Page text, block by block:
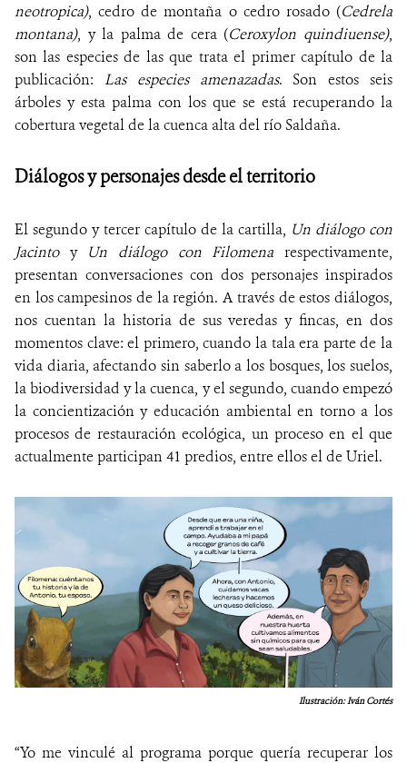
neotropica), cedro de montaña o cedro rosado (Cedrela
montana), y la palma de cera (Ceroxylon quindiuense),
son las especies de las que trata el primer capítulo de la
publicación: Las especies amenazadas. Son estos seis
árboles y esta palma con los que se está recuperando la
cobertura vegetal de la cuenca alta del río Saldaña.
Diálogos y personajes desde el territorio
El segundo y tercer capítulo de la cartilla, Un diálogo con
Jacintoy Un diálogo con Filomena respectivamente,
presentan conversaciones con dos personajes inspirados
en los campesinos de la región. A través de estos diálogos,
nos cuentan la historia de sus veredas y fincas, en dos
momentos clave: el primero, cuando la tala era parte de la
vida diaria, afectando sin saberlo a los bosques, los suelos,
la biodiversidad y la cuenca, y el segundo, cuando empezó
la concientización y educación ambiental en torno a los
procesos de restauración ecológica, un proceso en el que
actualmente participan 41 predios, entre ellos el de Uriel.
Ilustración: Iván Cortés
“Yo me vinculé al programa porque quería recuperar los